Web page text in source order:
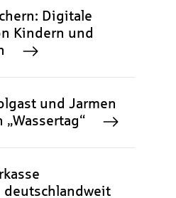
Digitale
Kindern und
und Jarmen
deutschlandweit